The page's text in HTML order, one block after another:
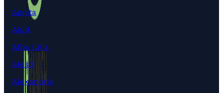
Agnita
Aiud
Alba Iulia
Aleșd
Alexandria